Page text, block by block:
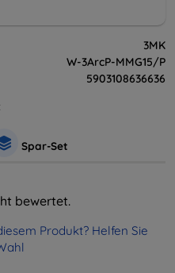
3MK
W-3ArcP-MMG15/P
5903108636636
Spar-Set
bewertet.
Produkt? Helfen Sie